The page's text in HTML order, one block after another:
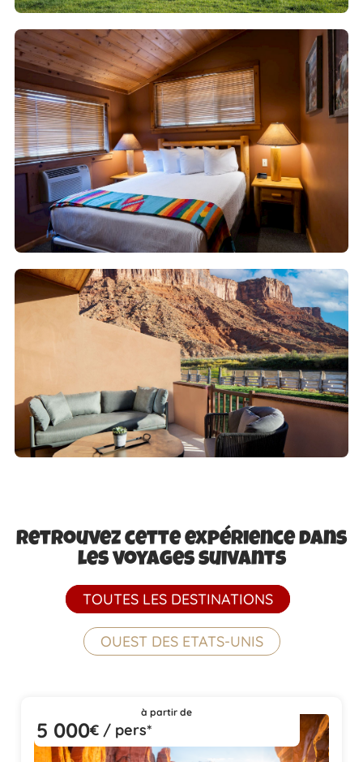
Retrouvez cette expérience dans
les voyages suivants
TOUTES LES DESTINATIONS
OUEST DES ETATS-UNIS
à partir de
5 000€ / pers*